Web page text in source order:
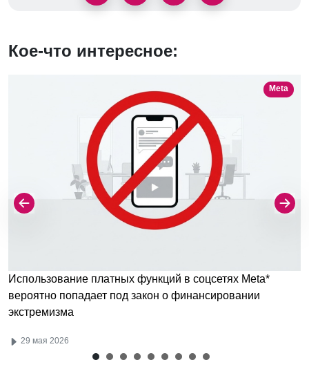
Кое-что интересное:
Meta
Использование платных функций в соцсетях Meta*
вероятно попадает под закон о финансировании
экстремизма
29 мая 2026